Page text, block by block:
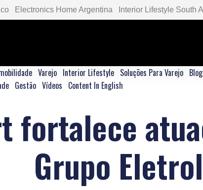
Electronics Home Argentina Interior Lifestyle South
Varejo Interior Lifestyle Soluções Para Varejo Blog
Gestão Vídeos Content In English
fortalece
Grupo